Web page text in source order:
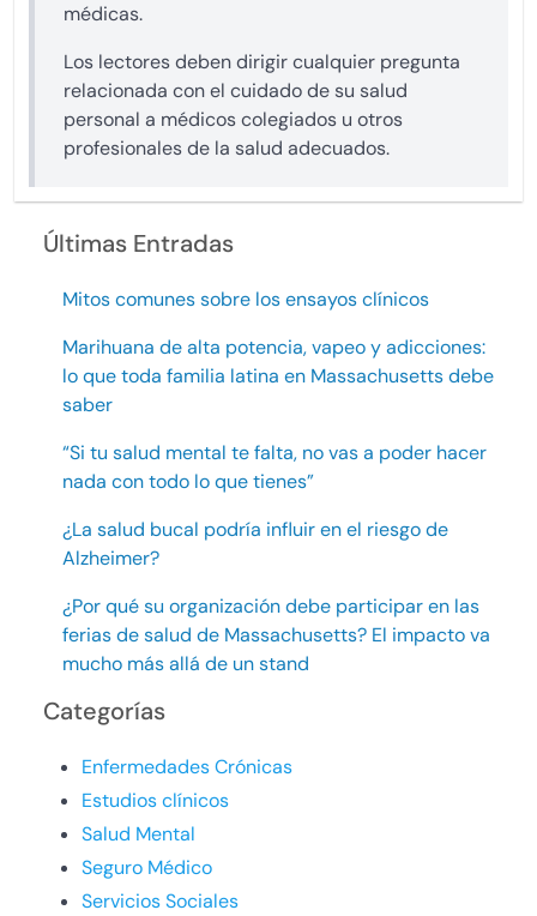
médicas.
Los lectores deben dirigir cualquier pregunta
relacionada con el cuidado de su salud
personal a médicos colegiados u otros
profesionales de la salud adecuados.
Últimas Entradas
Mitos comunes sobre los ensayos clínicos
Marihuana de alta potencia, vapeo y adicciones:
lo que toda familia latina en Massachusetts debe
saber
“Si tu salud mental te falta, no vas a poder hacer
nada con todo lo que tienes”
¿La salud bucal podría influir en el riesgo de
Alzheimer?
¿Por qué su organización debe participar en las
ferias de salud de Massachusetts? El impacto va
mucho más allá de un stand
Categorías
Enfermedades Crónicas
Estudios clínicos
Salud Mental
Seguro Médico
Servicios Sociales